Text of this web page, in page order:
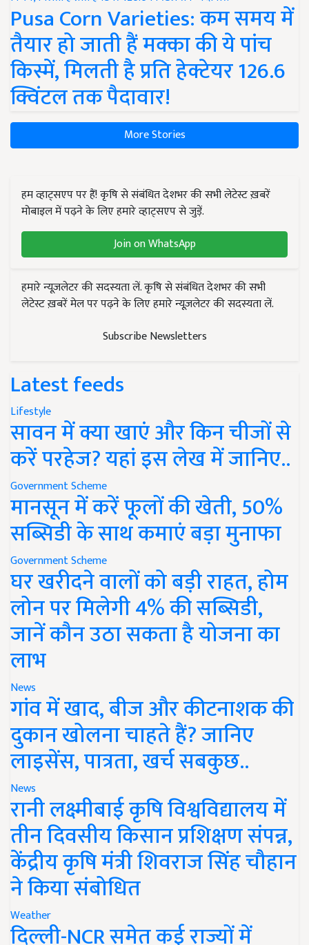
Pusa Corn Varieties: कम समय में
तैयार हो जाती हैं मक्का की ये पांच
किस्में, मिलती है प्रति हेक्टेयर 126.6
क्विंटल तक पैदावार!
More Stories
हम व्हाट्सएप पर हैं! कृषि से संबंधित देशभर की सभी लेटेस्ट ख़बरें
मोबाइल में पढ़ने के लिए हमारे व्हाट्सएप से जुड़ें.
Join on WhatsApp
हमारे न्यूज़लेटर की सदस्यता लें. कृषि से संबंधित देशभर की सभी
लेटेस्ट ख़बरें मेल पर पढ़ने के लिए हमारे न्यूज़लेटर की सदस्यता लें.
Subscribe Newsletters
Latest feeds
Lifestyle
सावन में क्या खाएं और किन चीजों से
करें परहेज? यहां इस लेख में जानिए..
Government Scheme
मानसून में करें फूलों की खेती, 50%
सब्सिडी के साथ कमाएं बड़ा मुनाफा
Government Scheme
घर खरीदने वालों को बड़ी राहत, होम
लोन पर मिलेगी 4% की सब्सिडी,
जानें कौन उठा सकता है योजना का
लाभ
News
गांव में खाद, बीज और कीटनाशक की
दुकान खोलना चाहते हैं? जानिए
लाइसेंस, पात्रता, खर्च सबकुछ..
News
रानी लक्ष्मीबाई कृषि विश्वविद्यालय में
तीन दिवसीय किसान प्रशिक्षण संपन्न,
केंद्रीय कृषि मंत्री शिवराज सिंह चौहान
ने किया संबोधित
Weather
दिल्ली-NCR समेत कई राज्यों में